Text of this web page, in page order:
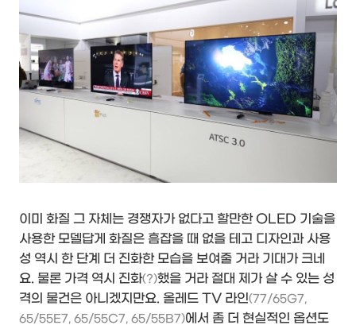
이미 화질 그 자체는 경쟁자가 없다고 할만한 OLED 기술을
사용한 모델답게 화질은 흠잡을 때 없을 테고 디자인과 사용
성 역시 한 단계 더 진화한 모습을 보여줄 거라 기대가 크네
요. 물론 가격 역시 진화(?)했을 거라 절대 제가 살 수 있는 성
격의 물건은 아니겠지만요. 올레드 TV 라인(77/65G7,
65/55E7, 65/55C7, 65/55B7)에서 좀 더 현실적인 옵션도